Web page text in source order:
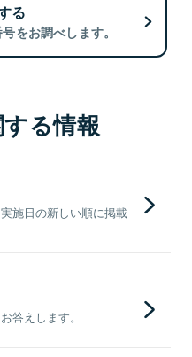
る
をお調べします。
る情報
施日の新しい順に掲載
答えします。